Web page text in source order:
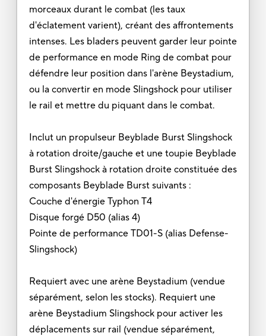
morceaux durant le combat (les taux
d'éclatement varient), créant des affrontements
intenses. Les bladers peuvent garder leur pointe
de performance en mode Ring de combat pour
défendre leur position dans l'arène Beystadium,
ou la convertir en mode Slingshock pour utiliser
le rail et mettre du piquant dans le combat.
Inclut un propulseur Beyblade Burst Slingshock
à rotation droite/gauche et une toupie Beyblade
Burst Slingshock à rotation droite constituée des
composants Beyblade Burst suivants :
Couche d'énergie Typhon T4
Disque forgé D50 (alias 4)
Pointe de performance TD01-S (alias Defense-
Slingshock)
Requiert avec une arène Beystadium (vendue
séparément, selon les stocks). Requiert une
arène Beystadium Slingshock pour activer les
déplacements sur rail (vendue séparément,